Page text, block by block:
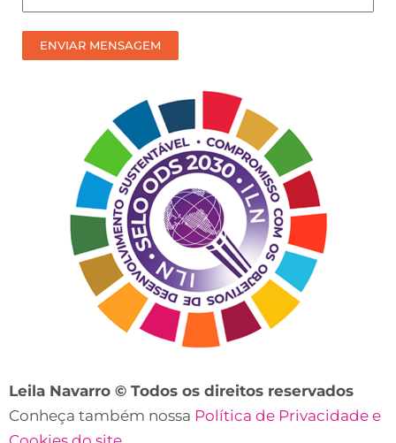
prefere
receber
nosso
ENVIAR MENSAGEM
Leila Navarro © Todos os direitos reservados
Conheça também nossa Política de Privacidade e